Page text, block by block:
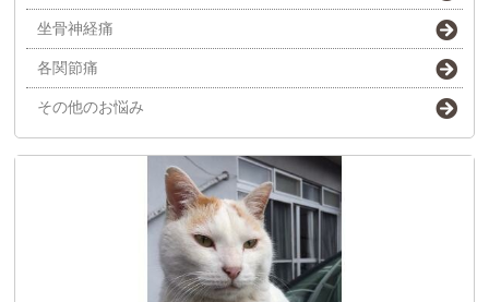
坐骨神経痛
各関節痛
その他のお悩み